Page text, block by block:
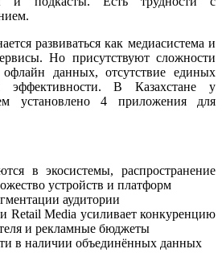
развиваться как медиасистема и
Но присутствуют сложности
данных, отсутствие единых
эффективности. В Казахстане у
установлено 4 приложения для
в экосистемы, распространение
устройств и платформ
аудитории
Retail Media усиливает конкуренцию
и рекламные бюджеты
в наличии объединённых данных